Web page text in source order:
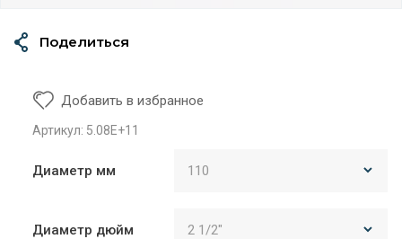
Добавить в избранное
Артикул: 5.08E+11
Диаметр мм
Диаметр дюйм
Поделиться